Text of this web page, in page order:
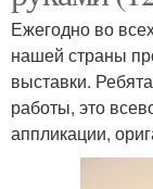
Ежегодно во
нашей страны
выставки.
работы, это
аппликации,